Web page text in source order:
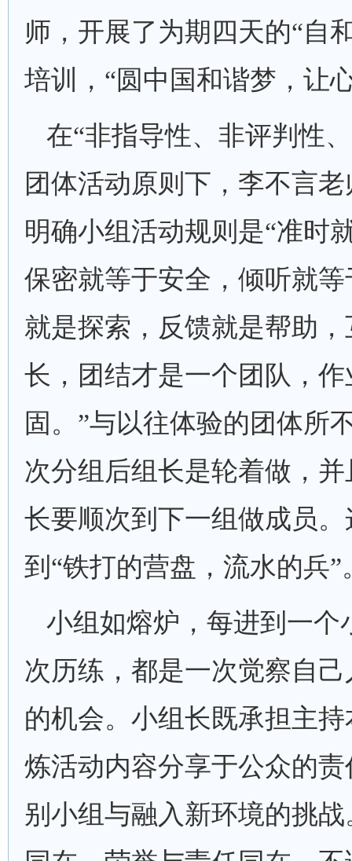
师，开展了为期四天的“自
培训，“圆中国和谐梦，让
在“非指导性、非评判性
团体活动原则下，李不言
明确小组活动规则是“准时
保密就等于安全，倾听就
就是探索，反馈就是帮助
长，团结才是一个团队，
固。”与以往体验的团体所
次分组后组长是轮着做，
长要顺次到下一组做成员
到“铁打的营盘，流水的兵”
小组如熔炉，每进到一个
次历练，都是一次觉察自
的机会。小组长既承担主
炼活动内容分享于公众的
别小组与融入新环境的挑